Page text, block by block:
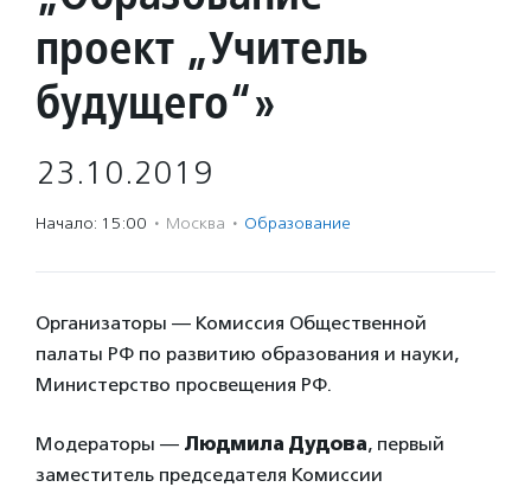
проект „Учитель
будущего“»
23.10.2019
Начало: 15:00 · Москва · Образование
Организаторы — Комиссия Общественной
палаты РФ по развитию образования и науки,
Министерство просвещения РФ.
Модераторы — Людмила Дудова, первый
заместитель председателя Комиссии